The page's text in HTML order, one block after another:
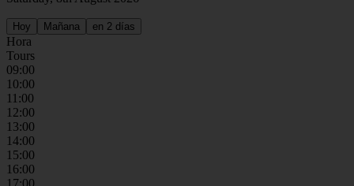
Hoy Mañana en 2 días
Hora
Tours
09:00
10:00
11:00
12:00
13:00
14:00
15:00
16:00
17:00